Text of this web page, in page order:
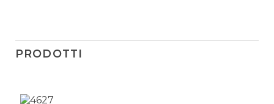
PRODOTTI